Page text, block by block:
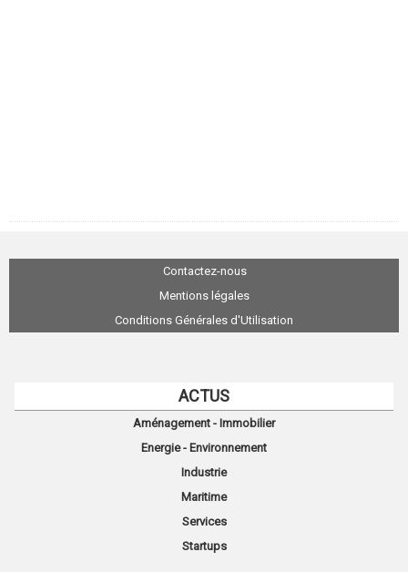
Contactez-nous
Mentions légales
Conditions Générales d'Utilisation
ACTUS
Aménagement - Immobilier
Energie - Environnement
Industrie
Maritime
Services
Startups